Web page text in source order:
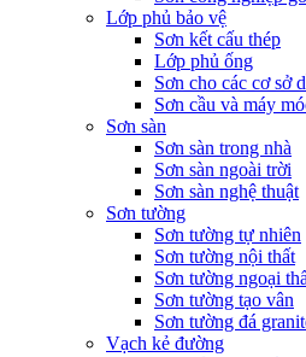
Lớp phủ bảo vệ
Sơn kết cấu thép
Lớp phủ ống
Sơn cho các cơ sở
Sơn cầu và máy
Sơn sàn
Sơn sàn trong nhà
Sơn sàn ngoài trời
Sơn sàn nghệ thuật
Sơn tường
Sơn tường tự nhiên
Sơn tường nội thất
Sơn tường ngoại
Sơn tường tạo vân
Sơn tường đá
Vạch kẻ đường